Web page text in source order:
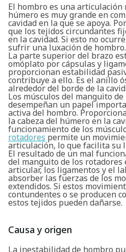
El hombro es una articulación
húmero es muy grande en
cavidad en la que se apoya.
que los tejidos circundantes
en la cavidad. Si esto no
sufrir una luxación de hombro.
La parte superior del brazo
omóplato por cápsulas y
proporcionan estabilidad
contribuye a ello. Es el anillo
alrededor del borde de la
Los músculos del manguito
desempeñan un papel
activa del hombro.
la cabeza del húmero en la
funcionamiento de los
rotadores permite un
articulación, lo que facilita su
El resultado de un mal
del manguito de los rotadores
articular, los ligamentos y el
absorber las fuerzas de los
extendidos. Si estos
contundentes o se producen
estos tejidos pueden dañarse.
Causa y origen
La inestabilidad de hombro